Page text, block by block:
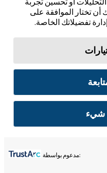
أن تختار الموافقة على
تفضيلاتك الخاصة.
شيء
:مدعوم بواسطة